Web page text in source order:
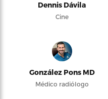
Dennis Dávila
Cine
González Pons MD
Médico radiólogo